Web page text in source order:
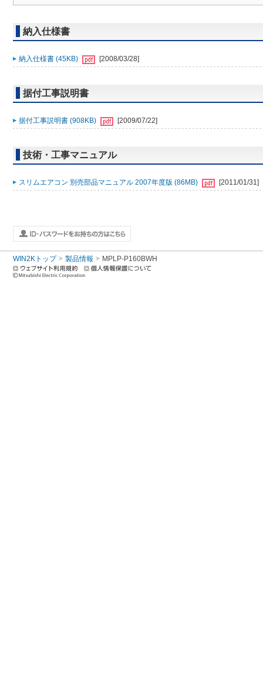
納入仕様書
納入仕様書 (45KB) [2008/03/28]
据付工事説明書
据付工事説明書 (908KB) [2009/07/22]
技術・工事マニュアル
スリムエアコン 別売部品マニュアル 2007年度版 (86MB) [2011/01/31]
WIN2Kトップ 製品情報 MPLP-P160BWH